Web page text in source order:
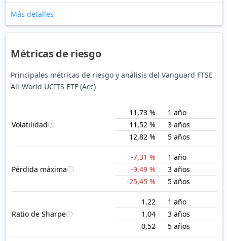
Más detalles
Métricas de riesgo
Principales métricas de riesgo y análisis del Vanguard FTSE
All-World UCITS ETF (Acc)
Volatilidad
11,73 %
1 año
11,52 %
3 años
12,82 %
5 años
Pérdida máxima
-7,31 %
1 año
-9,49 %
3 años
-25,45 %
5 años
Ratio de Sharpe
1,22
1 año
1,04
3 años
0,52
5 años